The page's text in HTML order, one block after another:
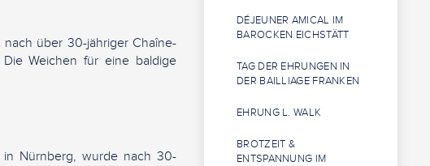
über 30-jähriger Chaîne-
Weichen für eine baldige
in Nürnberg, wurde nach 30-
DÉJEUNER AMICAL IM
BAROCKEN EICHSTÄTT
TAG DER EHRUNGEN IN
DER BAILLIAGE FRANKEN
EHRUNG L. WALK
BROTZEIT &
ENTSPANNUNG IM